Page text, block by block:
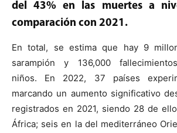
del 43% en las muertes a
comparación con 2021.
En total, se estima que hay 9
sarampión y 136,000
niños. En 2022, 37 países
marcando un aumento significativo
registrados en 2021, siendo 28 de
África; seis en la del mediterráneo